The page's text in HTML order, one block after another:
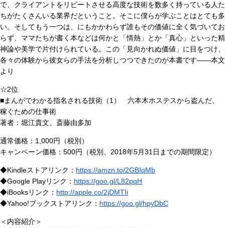
で、クライアントをリピートさせる高度な技術を数多く持っている人た
ちがたくさんいる業界だということ。そこに僕らが学ぶことはとても多
い。そしてもう一つは、にもかかわらず誰もその価値に全く気づいてお
らず、ママたちが書く本などは何かと「情熱」とか「真心」といった精
神論や美学で片付けられている。この「見向かれぬ価値」に目をつけ、
各々の体験から彼女らの手法を分析しつつできたのが本書です――本文
より
☆2位
■まんがでわかる指名される技術（1） 六本木ホステスから盗んだ、
稼ぐための仕事術
著者：堀江貴文、斎藤由多加
通常価格：1,000円（税別）
キャンペーン価格：500円（税別、2018年5月31日までの期間限定）
◆Kindleストアリンク： https://amzn.to/2GBIqMb
◆Google Playリンク： https://goo.gl/L82pqH
◆iBooksリンク： http://apple.co/2jDMTIi
◆Yahoo!ブックストアリンク： https://goo.gl/hpyDbC
＜内容紹介＞